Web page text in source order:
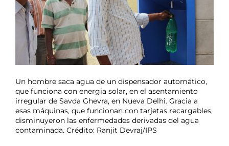
Un hombre saca agua de un dispensador automático,
que funciona con energía solar, en el asentamiento
irregular de Savda Ghevra, en Nueva Delhi. Gracia a
esas máquinas, que funcionan con tarjetas recargables,
disminuyeron las enfermedades derivadas del agua
contaminada. Crédito: Ranjit Devraj/IPS